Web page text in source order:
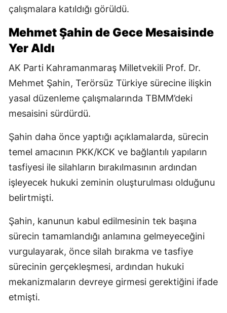
çalışmalara katıldığı görüldü.
Mehmet Şahin de Gece Mesaisinde
Yer Aldı
AK Parti Kahramanmaraş Milletvekili Prof. Dr.
Mehmet Şahin, Terörsüz Türkiye sürecine ilişkin
yasal düzenleme çalışmalarında TBMM’deki
mesaisini sürdürdü.
Şahin daha önce yaptığı açıklamalarda, sürecin
temel amacının PKK/KCK ve bağlantılı yapıların
tasfiyesi ile silahların bırakılmasının ardından
işleyecek hukuki zeminin oluşturulması olduğunu
belirtmişti.
Şahin, kanunun kabul edilmesinin tek başına
sürecin tamamlandığı anlamına gelmeyeceğini
vurgulayarak, önce silah bırakma ve tasfiye
sürecinin gerçekleşmesi, ardından hukuki
mekanizmaların devreye girmesi gerektiğini ifade
etmişti.